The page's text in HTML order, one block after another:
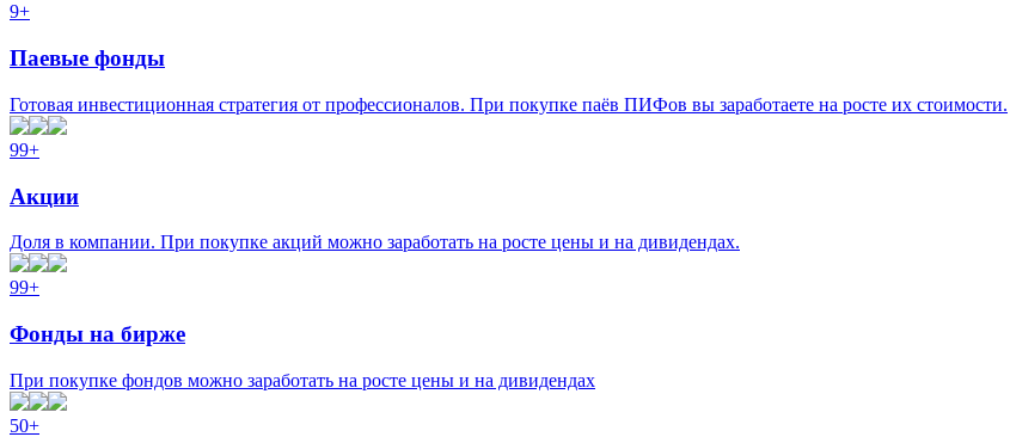
9+
Паевые фонды
Готовая инвестиционная стратегия от профессионалов. При покупке паёв ПИФов вы заработаете на росте их стоимости.
99+
Акции
Доля в компании. При покупке акций можно заработать на росте цены и на дивидендах.
99+
Фонды на бирже
При покупке фондов можно заработать на росте цены и на дивидендах
50+